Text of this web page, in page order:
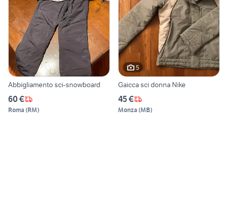
Abbigliamento sci-snowboard
60 €
Roma (RM)
5
Gaicca sci donna Nike
45 €
Monza (MB)